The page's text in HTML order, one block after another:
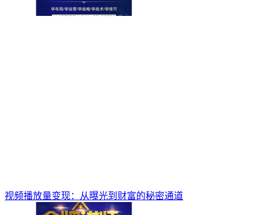
视频播放量变现：从曝光到财富的秘密通道